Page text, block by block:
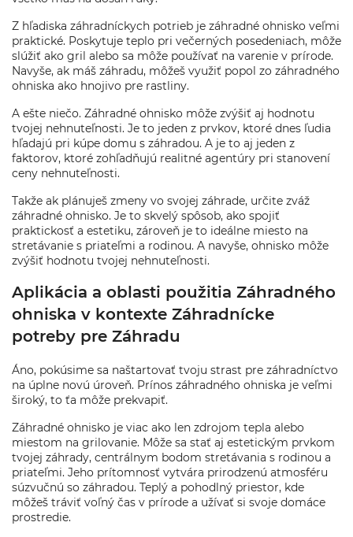
Z hľadiska záhradníckych potrieb je záhradné ohnisko veľmi
praktické. Poskytuje teplo pri večerných posedeniach, môže
slúžiť ako gril alebo sa môže používať na varenie v prírode.
Navyše, ak máš záhradu, môžeš využiť popol zo záhradného
ohniska ako hnojivo pre rastliny.
A ešte niečo. Záhradné ohnisko môže zvýšiť aj hodnotu
tvojej nehnuteľnosti. Je to jeden z prvkov, ktoré dnes ľudia
hľadajú pri kúpe domu s záhradou. A je to aj jeden z
faktorov, ktoré zohľadňujú realitné agentúry pri stanovení
ceny nehnuteľnosti.
Takže ak plánuješ zmeny vo svojej záhrade, určite zváž
záhradné ohnisko. Je to skvelý spôsob, ako spojiť
praktickosť a estetiku, zároveň je to ideálne miesto na
stretávanie s priateľmi a rodinou. A navyše, ohnisko môže
zvýšiť hodnotu tvojej nehnuteľnosti.
Aplikácia a oblasti použitia Záhradného
ohniska v kontexte Záhradnícke
potreby pre Záhradu
Áno, pokúsime sa naštartovať tvoju strast pre záhradníctvo
na úplne novú úroveň. Prínos záhradného ohniska je veľmi
široký, to ťa môže prekvapiť.
Záhradné ohnisko je viac ako len zdrojom tepla alebo
miestom na grilovanie. Môže sa stať aj estetickým prvkom
tvojej záhrady, centrálnym bodom stretávania s rodinou a
priateľmi. Jeho prítomnosť vytvára prirodzenú atmosféru
súzvučnú so záhradou. Teplý a pohodlný priestor, kde
môžeš tráviť voľný čas v prírode a užívať si svoje domáce
prostredie.